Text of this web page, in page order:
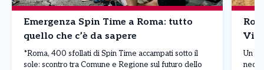
Emergenza Spin Time a Roma: tutto
quello che c’è da sapere
*Roma, 400 sfollati di Spin Time accampati sotto il
sole: scontro tra Comune e Regione sul futuro dello
Un